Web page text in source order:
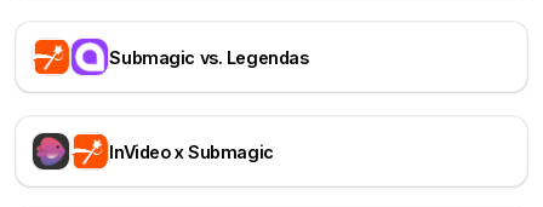
Submagic vs. Legendas
InVideo x Submagic